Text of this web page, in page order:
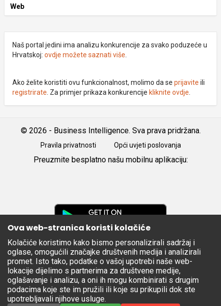
Web
Naš portal jedini ima analizu konkurencije za svako poduzeće u
Hrvatskoj: ovdje možete saznati više
Ako želite koristiti ovu funkcionalnost, molimo da se prijavite ili
registrirate . Za primjer prikaza konkurencije kliknite ovdje
© 2026 - Business Intelligence. Sva prava pridržana.
Pravila privatnosti Opći uvjeti poslovanja
Preuzmite besplatno našu mobilnu aplikaciju:
Apple
Store
Ova web-stranica koristi kolačiće
Kolačiće koristimo kako bismo personalizirali sadržaj i
oglase, omogućili značajke društvenih medija i analizirali
promet. Isto tako, podatke o vašoj upotrebi naše web-
lokacije dijelimo s partnerima za društvene medije,
oglašavanje i analizu, a oni ih mogu kombinirati s drugim
podacima koje ste im pružili ili koje su prikupili dok ste
upotrebljavali njihove usluge.